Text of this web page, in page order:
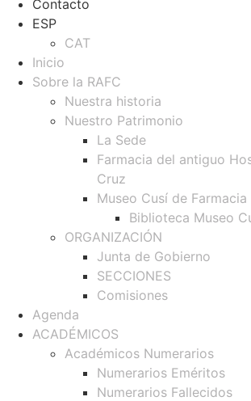
Contacto
ESP
CAT
Inicio
Sobre la RAFC
Nuestra historia
Nuestro Patrimonio
La Sede
Farmacia del antiguo
Cruz
Museo Cusí de Farmacia
Biblioteca Museo
ORGANIZACIÓN
Junta de Gobierno
SECCIONES
Comisiones
Agenda
ACADÉMICOS
Académicos Numerarios
Numerarios Eméritos
Numerarios Fallecidos